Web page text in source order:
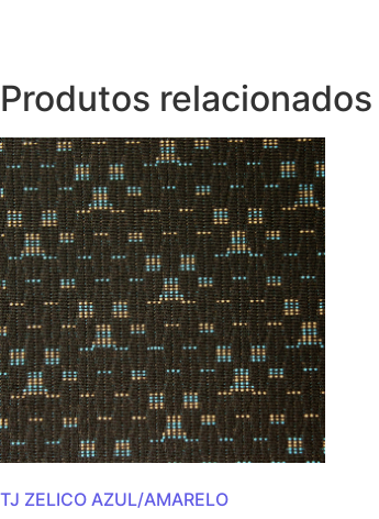
Produtos relacionados
TJ ZELICO AZUL/AMARELO